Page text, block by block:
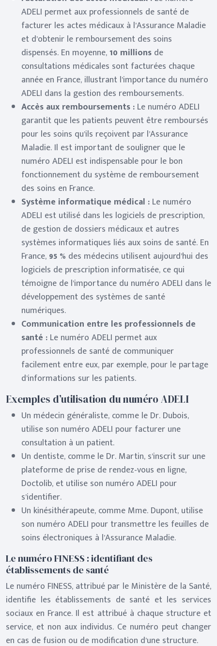
ADELI permet aux professionnels de santé de
facturer les actes médicaux à l’Assurance Maladie
et d’obtenir le remboursement des soins
dispensés. En moyenne,10 millions de
consultations médicales sont facturées chaque
année en France, illustrant l’importance du numéro
ADELI dans la gestion des remboursements.
Accès aux remboursements : Le numéro ADELI
garantit que les patients peuvent être remboursés
pour les soins qu’ils reçoivent par l’Assurance
Maladie. Il est important de souligner que le
numéro ADELI est indispensable pour le bon
fonctionnement du système de remboursement
des soins en France.
Système informatique médical : Le numéro
ADELI est utilisé dans les logiciels de prescription,
de gestion de dossiers médicaux et autres
systèmes informatiques liés aux soins de santé. En
France, 95 % des médecins utilisent aujourd’hui des
logiciels de prescription informatisée, ce qui
témoigne de l’importance du numéro ADELI dans le
développement des systèmes de santé
numériques.
Communication entre les professionnels de
santé : Le numéro ADELI permet aux
professionnels de santé de communiquer
facilement entre eux, par exemple, pour le partage
d’informations sur les patients.
Exemples d’utilisation du numéro ADELI
Un médecin généraliste, comme le Dr. Dubois,
utilise son numéro ADELI pour facturer une
consultation à un patient.
Un dentiste, comme le Dr. Martin, s’inscrit sur une
plateforme de prise de rendez-vous en ligne,
Doctolib, et utilise son numéro ADELI pour
s’identifier.
Un kinésithérapeute, comme Mme. Dupont, utilise
son numéro ADELI pour transmettre les feuilles de
soins électroniques à l’Assurance Maladie.
Le numéro FINESS : identifiant des
établissements de santé
Le numéro FINESS, attribué par le Ministère de la Santé,
identifie les établissements de santé et les services
sociaux en France. Il est attribué à chaque structure et
service, et non aux individus. Ce numéro peut changer
en cas de fusion ou de modification d’une structure.